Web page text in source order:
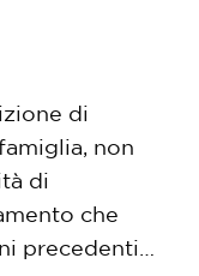
di
non
di
che
precedenti…